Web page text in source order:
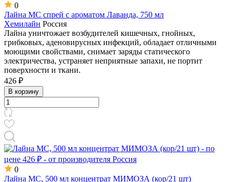
0
Лайна МС спрей с ароматом Лаванда, 750 мл
Хемилайн Россия
Лайна уничтожает возбудителей кишечных, гнойных,
грибковых, аденовирусных инфекций, обладает отличными
моющими свойствами, снимает заряды статического
электричества, устраняет неприятные запахи, не портит
поверхности и ткани.
426 ₽
В корзину
0
Лайна МС, 500 мл концентрат МИМОЗА (кор/21 шт)